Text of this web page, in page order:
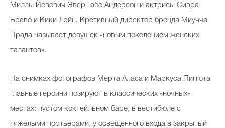
Миллы Йовович Эвер Габо Андерсон и актрисы Сиэра
Браво и Кики Лэйн. Кретивный директор бренда Миучча
Прада называет девушек «новым поколением женских
талантов».
На снимках фотографов Мерта Аласа и Маркуса Пиггота
главные героини позируют в классических «ночных»
местах: пустом коктейльном баре, в вестибюле с
тяжелыми портьерами, у освещенного входа в закрытый